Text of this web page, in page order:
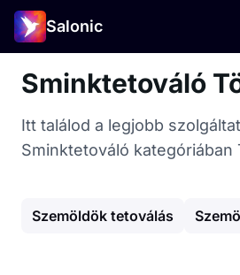
Salonic
Sminktetováló
Itt találod a legjobb
Sminktetováló kategóriában
Szemöldök tetoválás